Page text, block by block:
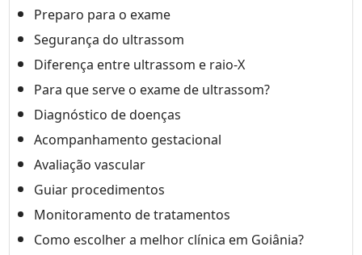
Preparo para o exame
Segurança do ultrassom
Diferença entre ultrassom e raio-X
Para que serve o exame de ultrassom?
Diagnóstico de doenças
Acompanhamento gestacional
Avaliação vascular
Guiar procedimentos
Monitoramento de tratamentos
Como escolher a melhor clínica em Goiânia?